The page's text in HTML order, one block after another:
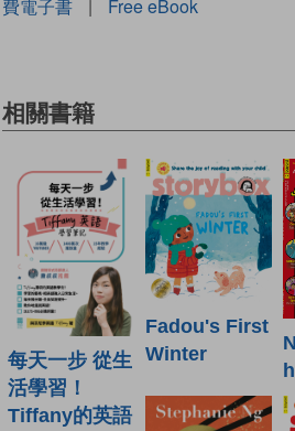
費電子書
| Free eBook
相關書籍
每天一步 從生
活學習！
Tiffany的英語
Fadou's First
Winter